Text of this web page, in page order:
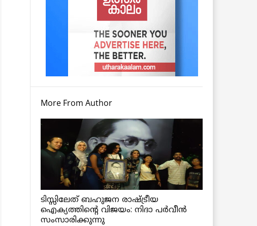
More From Author
ടിസ്സിലേത് ബഹുജന രാഷ്ട്രീയ
ഐക്യത്തിന്റെ വിജയം: നിദാ പർവീൻ
സംസാരിക്കുന്നു